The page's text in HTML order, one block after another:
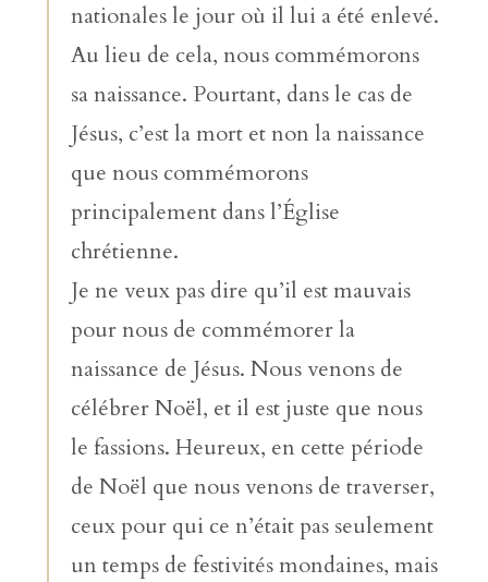
nationales le jour où il lui a été enlevé.
Au lieu de cela, nous commémorons
sa naissance. Pourtant, dans le cas de
Jésus, c’est la mort et non la naissance
que nous commémorons
principalement dans l’Église
chrétienne.
Je ne veux pas dire qu’il est mauvais
pour nous de commémorer la
naissance de Jésus. Nous venons de
célébrer Noël, et il est juste que nous
le fassions. Heureux, en cette période
de Noël que nous venons de traverser,
ceux pour qui ce n’était pas seulement
un temps de festivités mondaines, mais